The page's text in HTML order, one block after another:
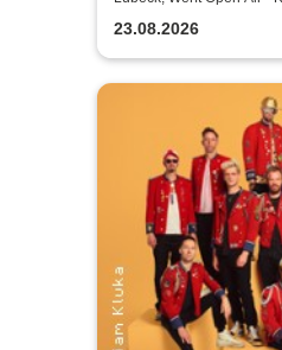
23.08.2026